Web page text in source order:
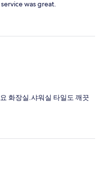
was great.
화장실.샤워실 타일도 깨끗